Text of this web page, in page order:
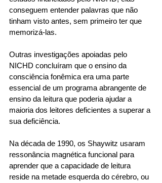
conseguem entender palavras que não
tinham visto antes, sem primeiro ter que
memorizá-las.
Outras investigações apoiadas pelo
NICHD concluíram que o ensino da
consciência fonêmica era uma parte
essencial de um programa abrangente de
ensino da leitura que poderia ajudar a
maioria dos leitores deficientes a superar a
sua deficiência.
Na década de 1990, os Shaywitz usaram
ressonância magnética funcional para
aprender que a capacidade de leitura
reside na metade esquerda do cérebro, ou